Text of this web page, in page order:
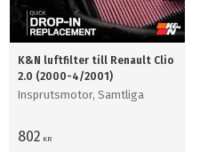
K&N luftfilter till Renault Clio
2.0 (2000-4/2001)
Insprutsmotor, Samtliga
802 KR